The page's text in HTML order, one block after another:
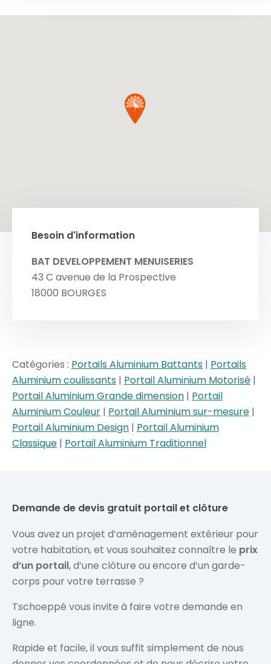
Besoin d'information
BAT DEVELOPPEMENT MENUISERIES
43 C avenue de la Prospective
18000 BOURGES
Catégories : Portails Aluminium Battants | Portails
Aluminium coulissants | Portail Aluminium Motorisé |
Portail Aluminium Grande dimension | Portail
Aluminium Couleur | Portail Aluminium sur-mesure |
Portail Aluminium Design | Portail Aluminium
Classique | Portail Aluminium Traditionnel
Demande de devis gratuit portail et clôture
Vous avez un projet d’aménagement extérieur pour
votre habitation, et vous souhaitez connaître le prix
d’un portail, d’une clôture ou encore d’un garde-
corps pour votre terrasse ?
Tschoeppé vous invite à faire votre demande en
ligne.
Rapide et facile, il vous suffit simplement de nous